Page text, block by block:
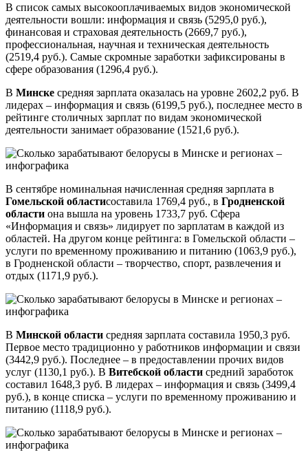
В список самых высокооплачиваемых видов экономической
деятельности вошли: информация и связь (5295,0 руб.),
финансовая и страховая деятельность (2669,7 руб.),
профессиональная, научная и техническая деятельность
(2519,4 руб.). Самые скромные заработки зафиксированы в
сфере образования (1296,4 руб.).
В Минске средняя зарплата оказалась на уровне 2602,2 руб. В
лидерах – информация и связь (6199,5 руб.), последнее место в
рейтинге столичных зарплат по видам экономической
деятельности занимает образование (1521,6 руб.).
В сентябре номинальная начисленная средняя зарплата в
Гомельской областисоставила 1769,4 руб., в Гродненской
области она вышла на уровень 1733,7 руб. Сфера
«Информация и связь» лидирует по зарплатам в каждой из
областей. На другом конце рейтинга: в Гомельской области –
услуги по временному проживанию и питанию (1063,9 руб.),
в Гродненской области – творчество, спорт, развлечения и
отдых (1171,9 руб.).
В Минской области средняя зарплата составила 1950,3 руб.
Первое место традиционно у работников информации и связи
(3442,9 руб.). Последнее – в предоставлении прочих видов
услуг (1130,1 руб.). В Витебской области средний заработок
составил 1648,3 руб. В лидерах – информация и связь (3499,4
руб.), в конце списка – услуги по временному проживанию и
питанию (1118,9 руб.).